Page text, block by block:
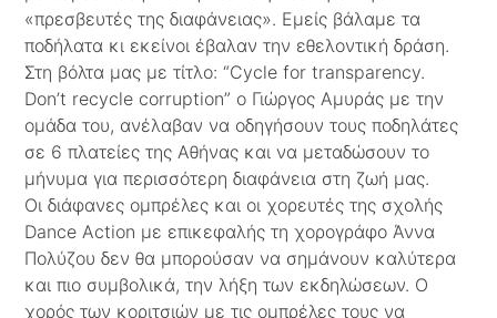
«πρεσβευτές της διαφάνειας». Εμείς βάλαμε τα
ποδήλατα κι εκείνοι έβαλαν την εθελοντική δράση.
Στη βόλτα μας με τίτλο: “Cycle for transparency.
Don’t recycle corruption” o Γιώργος Αμυράς με την
ομάδα του, ανέλαβαν να οδηγήσουν τους ποδηλάτες
σε 6 πλατείες της Αθήνας και να μεταδώσουν το
μήνυμα για περισσότερη διαφάνεια στη ζωή μας.
Οι διάφανες ομπρέλες και οι χορευτές της σχολής
Dance Action με επικεφαλής τη χορογράφο Άννα
Πολύζου δεν θα μπορούσαν να σημάνουν καλύτερα
και πιο συμβολικά, την λήξη των εκδηλώσεων. Ο
χορός των κοριτσιών με τις ομπρέλες τους να